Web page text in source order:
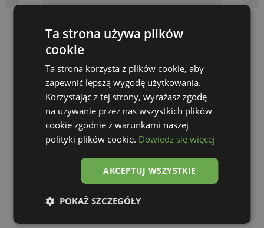
Ta strona używa plików
cookie
Ta strona korzysta z plików cookie, aby
zapewnić lepszą wygodę użytkowania.
Korzystając z tej strony, wyrażasz zgodę
na używanie przez nas wszystkich plików
cookie zgodnie z warunkami naszej
polityki plików cookie. Dowiedz się więcej
AKCEPTUJ WSZYSTKIE
POKAŻ SZCZEGÓŁY